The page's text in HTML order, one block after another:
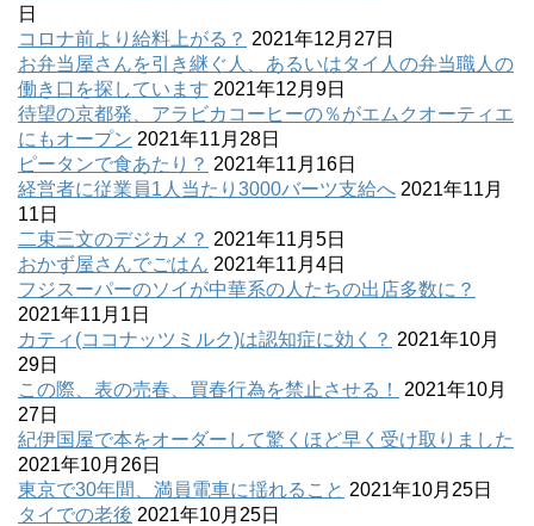
日
コロナ前より給料上がる？ 2021年12月27日
お弁当屋さんを引き継ぐ人、あるいはタイ人の弁当職人の
働き口を探しています 2021年12月9日
待望の京都発、アラビカコーヒーの％がエムクオーティエ
にもオープン 2021年11月28日
ピータンで食あたり？ 2021年11月16日
経営者に従業員1人当たり3000バーツ支給へ 2021年11月
11日
二束三文のデジカメ？ 2021年11月5日
おかず屋さんでごはん 2021年11月4日
フジスーパーのソイが中華系の人たちの出店多数に？
2021年11月1日
カティ(ココナッツミルク)は認知症に効く？ 2021年10月
29日
この際、表の売春、買春行為を禁止させる！
2021年10月
27日
紀伊国屋で本をオーダーして驚くほど早く受け取りました
2021年10月26日
東京で30年間、満員電車に揺れること 2021年10月25日
タイでの老後 2021年10月25日